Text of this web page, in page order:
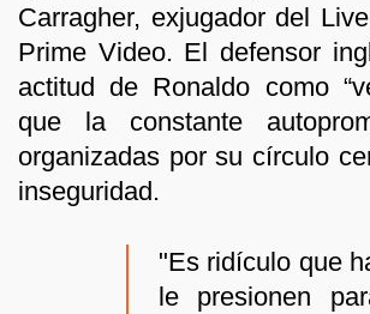
Carragher, exjugador del
Prime Video. El defensor
actitud de Ronaldo como
que la constante
organizadas por su círculo
inseguridad.
"Es ridículo que
le presionen